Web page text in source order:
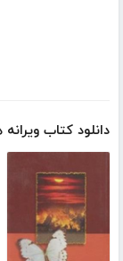
دانلود کتاب